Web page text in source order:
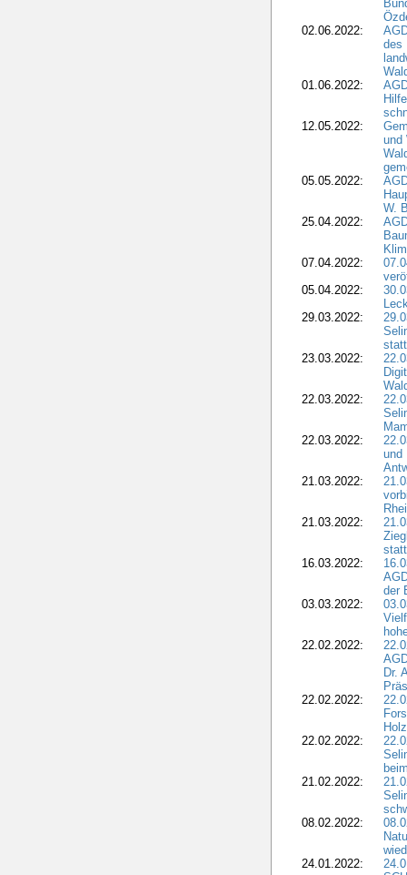
02.06.2022:
des
01.06.2022:
12.05.2022:
und
05.05.2022:
W.
25.04.2022:
07.04.2022:
05.04.2022:
29.03.2022:
23.03.2022:
22.03.2022:
22.03.2022:
und
21.03.2022:
21.03.2022:
16.03.2022:
der
03.03.2022:
22.02.2022:
Dr.
22.02.2022:
22.02.2022:
21.02.2022:
08.02.2022:
24.01.2022: